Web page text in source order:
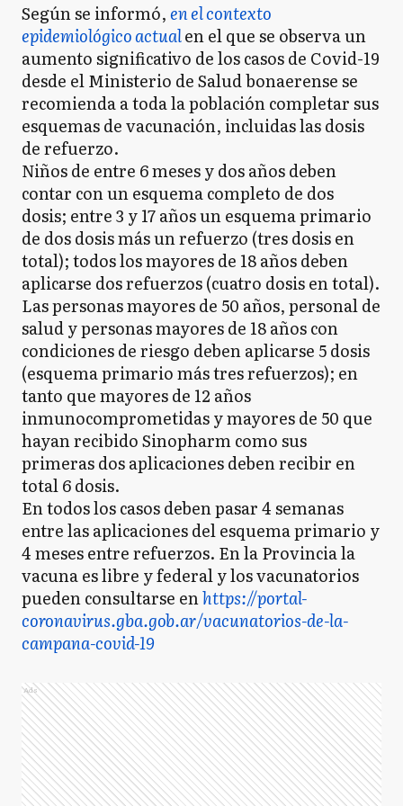
Según se informó,en el contexto
epidemiológico actualen el que se observa un
aumento significativo de los casos de Covid-19
desde el Ministerio de Salud bonaerense se
recomienda a toda la población completar sus
esquemas de vacunación, incluidas las dosis
de refuerzo.
Niños de entre 6 meses y dos años deben
contar con un esquema completo de dos
dosis; entre 3 y 17 años un esquema primario
de dos dosis más un refuerzo (tres dosis en
total); todos los mayores de 18 años deben
aplicarse dos refuerzos (cuatro dosis en total).
Las personas mayores de 50 años, personal de
salud y personas mayores de 18 años con
condiciones de riesgo deben aplicarse 5 dosis
(esquema primario más tres refuerzos); en
tanto que mayores de 12 años
inmunocomprometidas y mayores de 50 que
hayan recibido Sinopharm como sus
primeras dos aplicaciones deben recibir en
total 6 dosis.
En todos los casos deben pasar 4 semanas
entre las aplicaciones del esquema primario y
4 meses entre refuerzos. En la Provincia la
vacuna es libre y federal y los vacunatorios
pueden consultarse enhttps://portal-
coronavirus.gba.gob.ar/vacunatorios-de-la-
campana-covid-19
Ads